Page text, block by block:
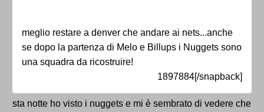
meglio restare a denver che andare ai nets...anche
se dopo la partenza di Melo e Billups i Nuggets sono
una squadra da ricostruire!
1897884[/snapback]
sta notte ho visto i nuggets e mi è sembrato di vedere che